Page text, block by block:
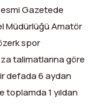
Gazetede
Müdürlüğü Amatör
spor
talimatlarına göre
defada 6 aydan
toplamda 1 yıldan